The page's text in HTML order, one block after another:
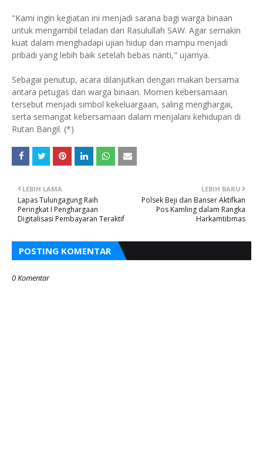
"Kami ingin kegiatan ini menjadi sarana bagi warga binaan
untuk mengambil teladan dari Rasulullah SAW. Agar semakin
kuat dalam menghadapi ujian hidup dan mampu menjadi
pribadi yang lebih baik setelah bebas nanti," ujarnya.
Sebagai penutup, acara dilanjutkan dengan makan bersama
antara petugas dan warga binaan. Momen kebersamaan
tersebut menjadi simbol kekeluargaan, saling menghargai,
serta semangat kebersamaan dalam menjalani kehidupan di
Rutan Bangil. (*)
LEBIH BARU
Polsek Beji dan Banser Aktifkan
Pos Kamling dalam Rangka
Harkamtibmas
LEBIH LAMA
Lapas Tulungagung Raih
Peringkat I Penghargaan
Digitalisasi Pembayaran Teraktif
POSTING KOMENTAR
0 Komentar